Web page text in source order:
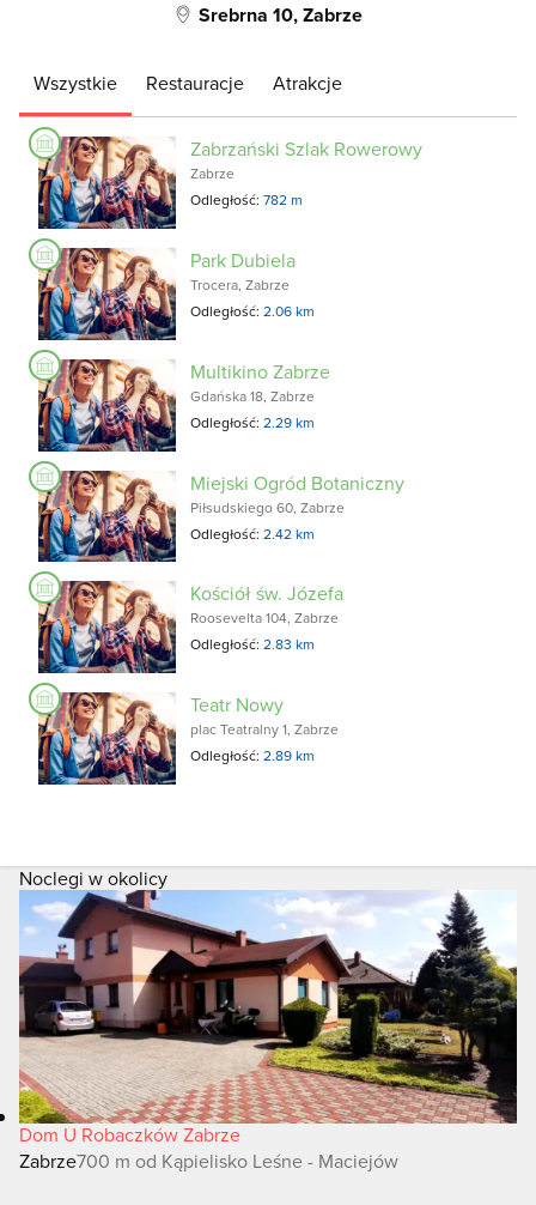
Srebrna 10, Zabrze
Wszystkie Restauracje Atrakcje
Zabrzański Szlak Rowerowy
Zabrze
Odległość:782 m
Park Dubiela
Trocera, Zabrze
Odległość:2.06 km
Multikino Zabrze
Gdańska 18, Zabrze
Odległość:2.29 km
Miejski Ogród Botaniczny
Piłsudskiego 60, Zabrze
Odległość:2.42 km
Kościół św. Józefa
Roosevelta 104, Zabrze
Odległość:2.83 km
Teatr Nowy
plac Teatralny 1, Zabrze
Odległość:2.89 km
Noclegi w okolicy
Dom U Robaczków Zabrze
Zabrze700 m od Kąpielisko Leśne - Maciejów